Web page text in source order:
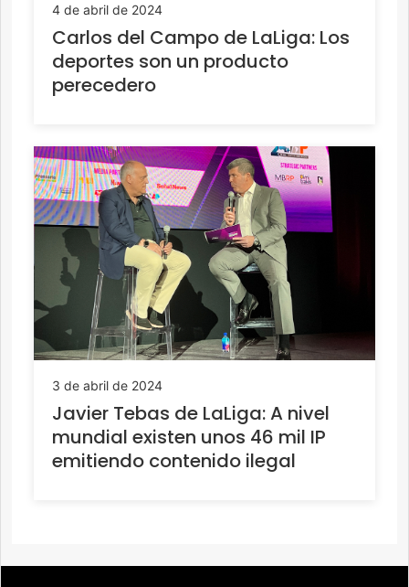
4 de abril de 2024
Carlos del Campo de LaLiga: Los
deportes son un producto
perecedero
3 de abril de 2024
Javier Tebas de LaLiga: A nivel
mundial existen unos 46 mil IP
emitiendo contenido ilegal